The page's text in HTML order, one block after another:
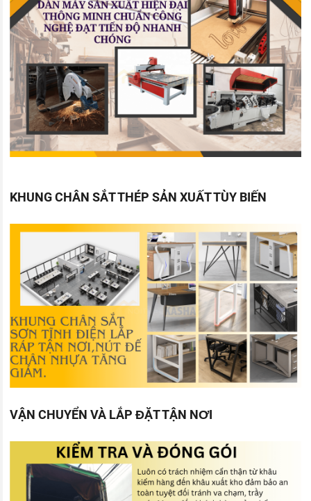
KHUNG CHÂN SẮT THÉP SẢN XUẤT TÙY BIẾN
VẬN CHUYỂN VÀ LẮP ĐẶT TẬN NƠI